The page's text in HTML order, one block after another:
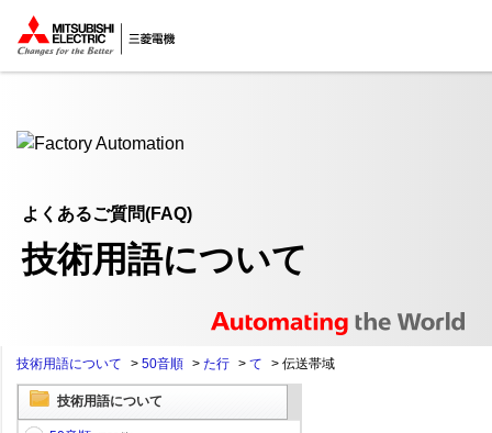
ここから本文
よくあるご質問(FAQ)
技術用語について
技術用語について > 50音順 > た行 > て > 伝送帯域
技術用語について